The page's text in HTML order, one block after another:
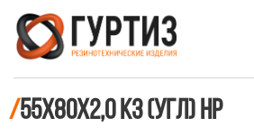
/55х80х2,0 КЗ (УГЛ) НР